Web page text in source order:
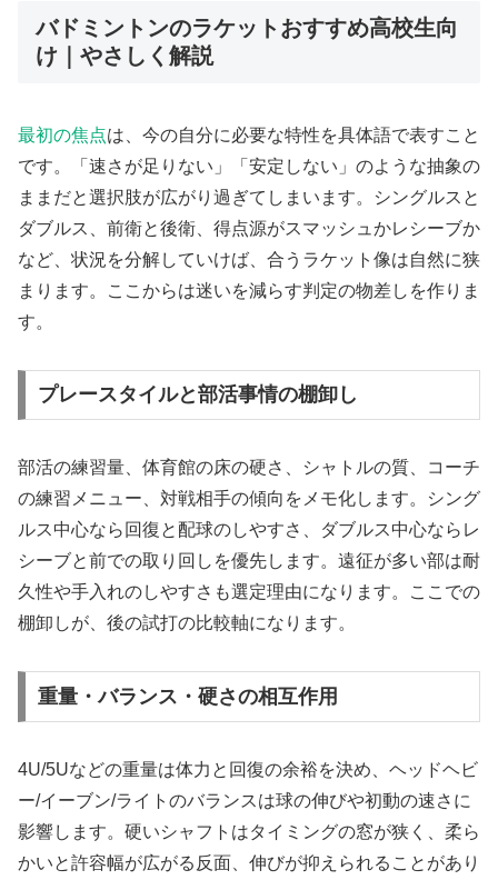
バドミントンのラケットおすすめ高校生向
け｜やさしく解説
最初の焦点は、今の自分に必要な特性を具体語で表すこと
です。「速さが足りない」「安定しない」のような抽象の
ままだと選択肢が広がり過ぎてしまいます。シングルスと
ダブルス、前衛と後衛、得点源がスマッシュかレシーブか
など、状況を分解していけば、合うラケット像は自然に狭
まります。ここからは迷いを減らす判定の物差しを作りま
す。
プレースタイルと部活事情の棚卸し
部活の練習量、体育館の床の硬さ、シャトルの質、コーチ
の練習メニュー、対戦相手の傾向をメモ化します。シング
ルス中心なら回復と配球のしやすさ、ダブルス中心ならレ
シーブと前での取り回しを優先します。遠征が多い部は耐
久性や手入れのしやすさも選定理由になります。ここでの
棚卸しが、後の試打の比較軸になります。
重量・バランス・硬さの相互作用
4U/5Uなどの重量は体力と回復の余裕を決め、ヘッドヘビ
ー/イーブン/ライトのバランスは球の伸びや初動の速さに
影響します。硬いシャフトはタイミングの窓が狭く、柔ら
かいと許容幅が広がる反面、伸びが抑えられることがあり